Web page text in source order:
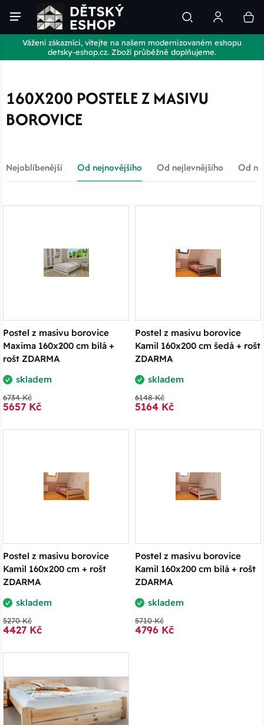
Vážení zákazníci, vítejte na našem modernizovaném eshopu
detsky-eshop.cz. Zboží průběžně doplňujeme.
160X200 POSTELE Z MASIVU
BOROVICE
Nejoblíbenější Od nejnovějšího Od nejlevnějšího Od
Postel z masivu borovice
Maxima 160x200 cm bílá +
rošt ZDARMA
skladem
6734 Kč
5657 Kč
Postel z masivu borovice
Kamil 160x200 cm šedá + rošt
ZDARMA
skladem
6148 Kč
5164 Kč
Postel z masivu borovice
Kamil 160x200 cm + rošt
ZDARMA
skladem
5270 Kč
4427 Kč
Postel z masivu borovice
Kamil 160x200 cm bílá + rošt
ZDARMA
skladem
5710 Kč
4796 Kč